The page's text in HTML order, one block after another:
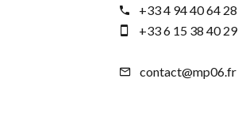
+33 4 94 40 64 28
+33 6 15 38 40 29
contact@mp06.fr